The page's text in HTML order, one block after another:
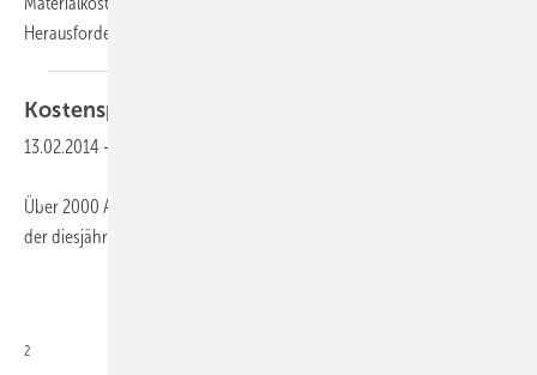
Herausforderung,
Kostensparend kühlen im
13.02.2014 -
Über 2000 Aussteller aus 56 Ländern sind vom 16. bis 20. Februar auf
der diesjährigen EuroShop in Düsseldorf präsent. Mit über 114000 m
2